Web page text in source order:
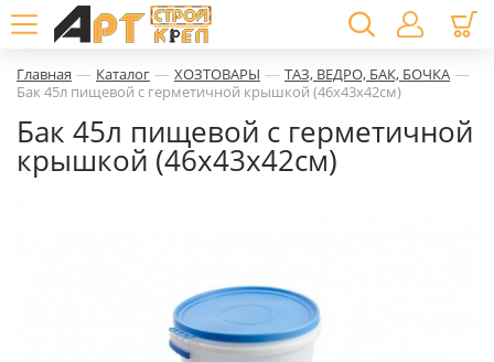
Главная — Каталог — ХОЗТОВАРЫ — ТАЗ, ВЕДРО, БАК, БОЧКА —
Бак 45л пищевой с герметичной крышкой (46х43х42см)
Бак 45л пищевой с герметичной
крышкой (46х43х42см)